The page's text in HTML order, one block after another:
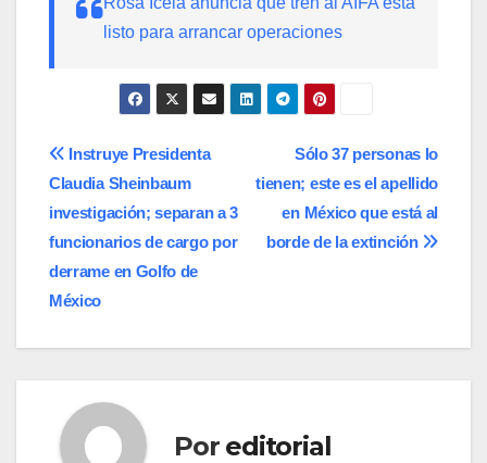
listo para arrancar operaciones
Navegación
de
entradas
Sólo 37 personas lo
tienen; este es el apellido
en México que está al
borde de la extinción
Instruye Presidenta
Claudia Sheinbaum
investigación; separan a 3
funcionarios de cargo por
derrame en Golfo de
México
Por editorial